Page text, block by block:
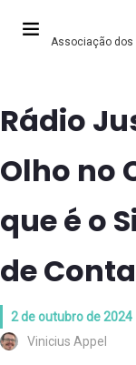
Associação dos
Rádio
Olho no
que é o
de
2 de outubro de 2024
Vinicius Appel